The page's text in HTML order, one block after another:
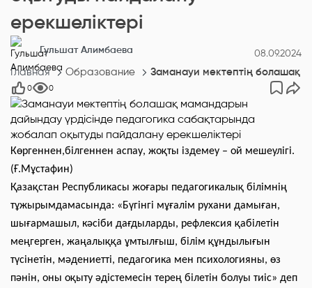
ерекшеліктері
Гульшат Алимбаева 08.09.2024
Главная Образование Заманауи мектептің болашақ
0 0
Көргеннен,білгеннен аспау, жоқты іздемеу – ой мешеулігі.
(Ғ.Мұстафин)
Қазақстан Республикасы жоғары педагогикалық білімнің
тұжырымдамасында: «Бүгінгі мұғалім рухани дамыған,
шығармашыл, кәсіби дағдыларды, рефлексия қабілетін
меңгерген, жаңалыққа ұмтылғыш, білім құндылығын
түсінетін, мәдениетті, педагогика мен психологияны, өз
пәнін, оны оқыту әдістемесін терең білетін болуы тиіс» деп